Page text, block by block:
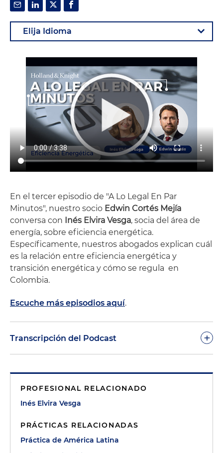
En el tercer episodio de "A Lo Legal En Par
Minutos", nuestro socio Edwin Cortés Mejía
conversa con Inés Elvira Vesga, socia del área de
energía, sobre eficiencia energética.
Específicamente, nuestros abogados explican cuál
es la relación entre eficiencia energética y
transición energética y cómo se regula en
Colombia.
Escuche más episodios aquí.
Transcripción del Podcast +
En Par Minutos" tratamos temas jurídicos y a veces
no tan jurídicos de su interés. Hoy nos acompaña
especialista en regulación de energías renovables
y eficiencia energética y hoy vamos a hablar de
PROFESIONAL RELACIONADO
Inés Elvira Vesga
PRÁCTICAS RELACIONADAS
Práctica de América Latina